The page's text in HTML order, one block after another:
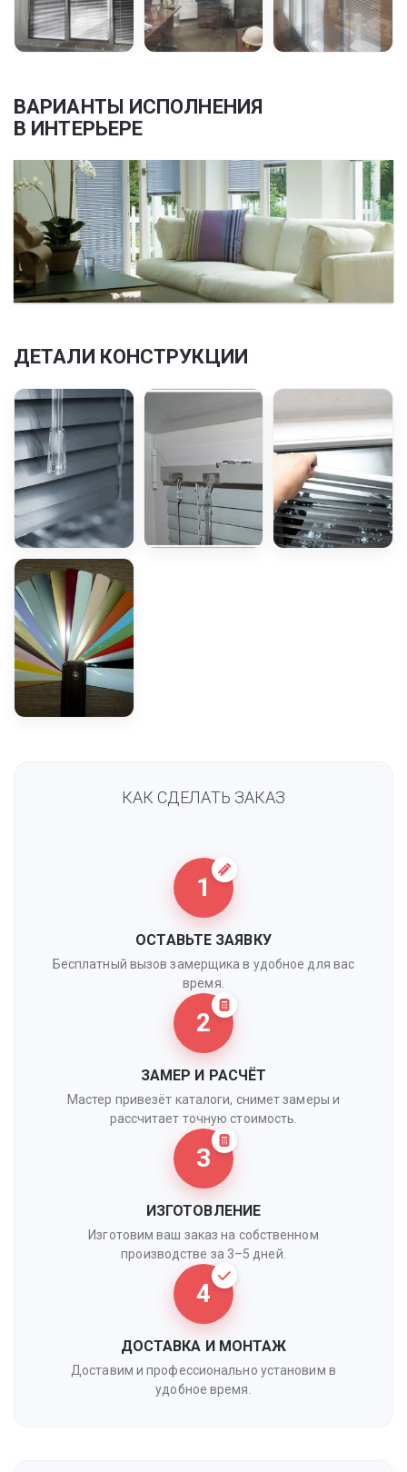
ВАРИАНТЫ ИСПОЛНЕНИЯ
В ИНТЕРЬЕРЕ
ДЕТАЛИ КОНСТРУКЦИИ
КАК СДЕЛАТЬ ЗАКАЗ
1
ОСТАВЬТЕ ЗАЯВКУ
Бесплатный вызов замерщика в удобное для вас
время.
2
ЗАМЕР И РАСЧЁТ
Мастер привезёт каталоги, снимет замеры и
рассчитает точную стоимость.
3
ИЗГОТОВЛЕНИЕ
Изготовим ваш заказ на собственном
производстве за 3–5 дней.
4
ДОСТАВКА И МОНТАЖ
Доставим и профессионально установим в
удобное время.